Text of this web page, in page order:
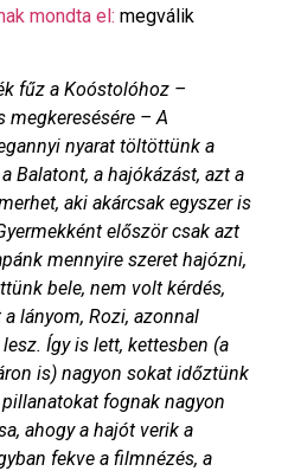
mondta el: megválik
fűz a Koóstolóhoz –
megkeresésére – A
nyarat töltöttünk a
Balatont, a hajókázást, azt a
aki akárcsak egyszer is
először csak azt
mennyire szeret hajózni,
bele, nem volt kérdés,
lányom, Rozi, azonnal
Így is lett, kettesben (a
is) nagyon sokat időztünk
fognak nagyon
ahogy a hajót verik a
fekve a filmnézés, a